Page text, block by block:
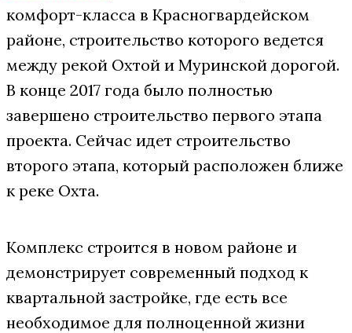
комфорт-класса в Красногвардейском
районе, строительство которого ведется
между рекой Охтой и Муринской дорогой.
В конце 2017 года было полностью
завершено строительство первого этапа
проекта. Сейчас идет строительство
второго этапа, который расположен ближе
к реке Охта.
Комплекс строится в новом районе и
демонстрирует современный подход к
квартальной застройке, где есть все
необходимое для полноценной жизни